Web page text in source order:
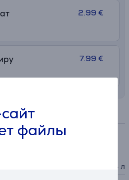
файлы
2.99 €
7.99 €
0,4 л